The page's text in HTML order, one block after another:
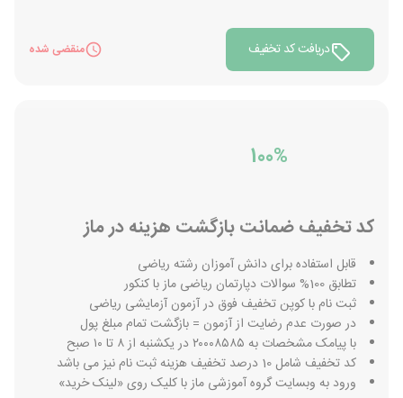
دریافت کد تخفیف منقضی شده
100%
کد تخفیف ضمانت بازگشت هزینه در ماز
قابل استفاده برای دانش آموزان رشته ریاضی
تطابق 100% سوالات دپارتمان ریاضی ماز با کنکور
ثبت نام با کوپن تخفیف فوق در آزمون آزمایشی ریاضی
در صورت عدم رضایت از آزمون = بازگشت تمام مبلغ پول
با پیامک مشخصات به ۲۰۰۰۸۵۸۵ در یکشنبه از ۸ تا ۱۰ صبح
کد تخفیف شامل 10 درصد تخفیف هزینه ثبت نام نیز می باشد
ورود به وبسایت گروه آموزشی ماز با کلیک روی «لینک خرید»